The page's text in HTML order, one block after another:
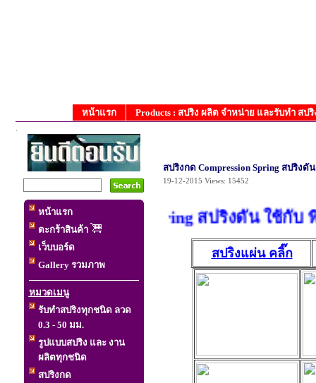
หน้าแรก
Products : สปริง ผลิต จำหน่าย และรับทำ ส
.
หน้าแรก
ตะกร้าสินค้า
เว็บบอร์ด
Gallery รวมภาพ
หมวดเมนู
รับทำสปริงทุกชนิด ลวด
0.3 - 50 มม.
รูปแบบสปริง และ งาน
ผลิตทุกชนิด
สปริงกด
สปริงกด Compression Spring สปริงดัน
19-12-2015 Views: 15452
ด Compression Spring สปริงดัน ใช้กับ
สปริงแผ่น คลิ๊ก